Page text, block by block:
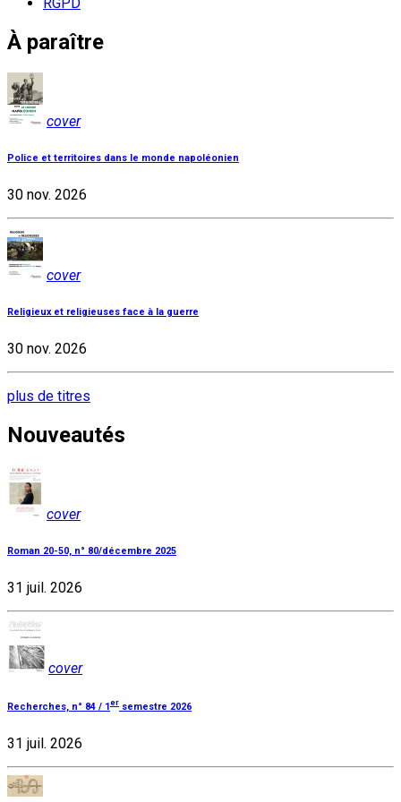
À paraître
cover
Police et territoires dans le monde napoléonien
30 nov. 2026
cover
Religieux et religieuses face à la guerre
30 nov. 2026
plus de titres
Nouveautés
cover
Roman 20-50, n° 80/décembre 2025
31 juil. 2026
cover
Recherches, n° 84 / 1 er semestre 2026
31 juil. 2026